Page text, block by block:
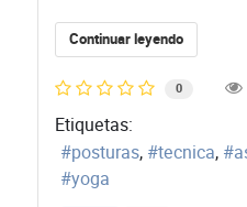
Continuar leyendo
0
Etiquetas:
posturas
tecnica
yoga